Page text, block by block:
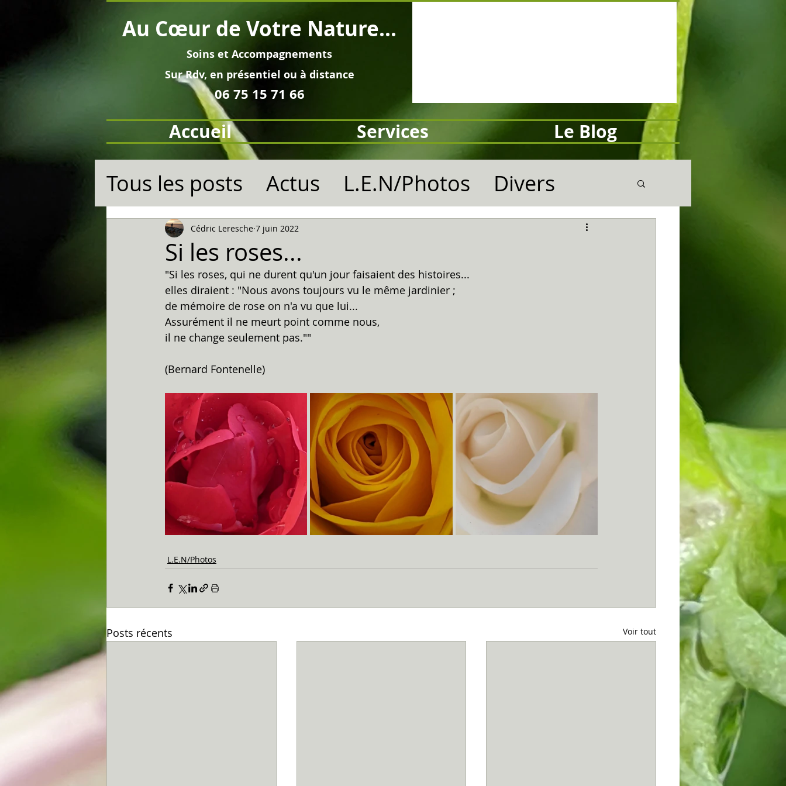
Soins et Accompagnements
Sur Rdv, en présentiel ou à distance
06 75 15 71 66
Au Cœur de Votre Nature...
Accueil Services Le Blog
Tous les posts Actus L.E.N/Photos Divers
Si les roses...
Cédric Leresche 7 juin 2022
"Si les roses, qui ne durent qu'un jour faisaient des histoires...
elles diraient : "Nous avons toujours vu le même jardinier ;
de mémoire de rose on n'a vu que lui...
Assurément il ne meurt point comme nous,
il ne change seulement pas.""
(Bernard Fontenelle)
L.E.N/Photos
Posts récents Voir tout